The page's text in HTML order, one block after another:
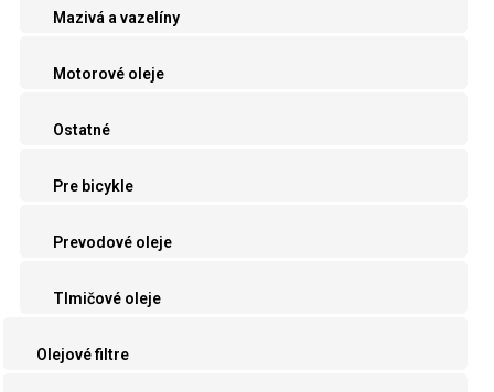
Mazivá a vazelíny
Motorové oleje
Ostatné
Pre bicykle
Prevodové oleje
Tlmičové oleje
Olejové filtre